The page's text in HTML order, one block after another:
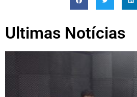
Ultimas Notícias